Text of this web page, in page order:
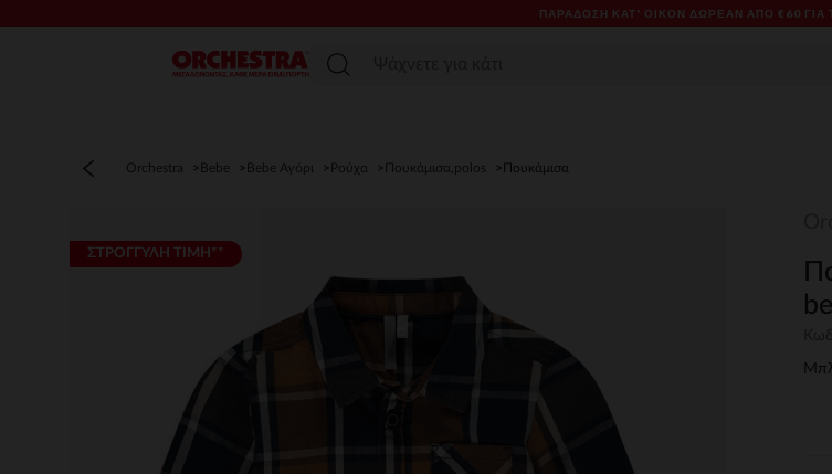
ΠΑΡΆΔΟΣΗ ΚΑΤ' ΟΊΚΟΝ ΔΩΡΕΑΝ ΑΠΌ €60 ΓΙΑ
Μενού
Orchestra Bebe Bebe Αγόρι Ρούχα Πουκάμισα,polos Πουκάμισα
ΣΤΡΟΓΓΥΛΗ ΤΙΜΗ**